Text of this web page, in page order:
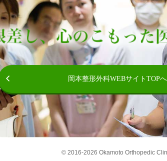
岡本整形外科WEBサイトTOPへ
© 2016-2026 Okamoto Orthopedic